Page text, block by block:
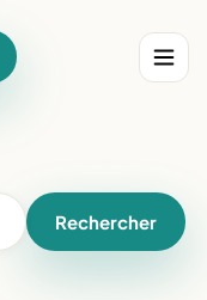
Rechercher